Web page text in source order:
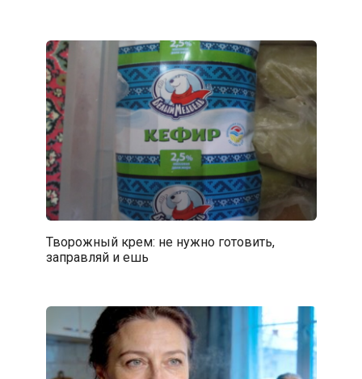
Творожный крем: не нужно готовить,
заправляй и ешь